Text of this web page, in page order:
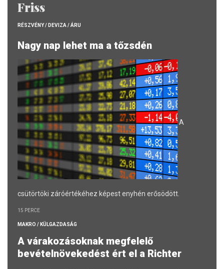
Friss
RÉSZVÉNY / DEVIZA / ÁRU
Nagy nap lehet ma a tőzsdén
A
csütörtöki záróértékéhez képest enyhén erősödött.
15 PERCE
MAKRO / KÜLGAZDASÁG
A várakozásoknak megfelelő
bevételnövekedést ért el a Richter